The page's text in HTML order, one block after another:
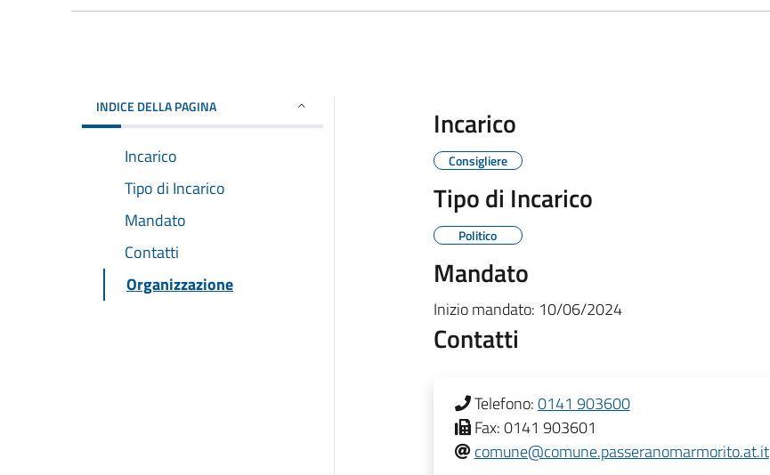
INDICE DELLA PAGINA
Incarico
Tipo di Incarico
Mandato
Contatti
Organizzazione
Incarico
Consigliere
Tipo di Incarico
Politico
Mandato
Inizio mandato: 10/06/2024
Contatti
Telefono:0141 903600
Fax:0141 903601
comune@comune.passeranomarmorito.at.it